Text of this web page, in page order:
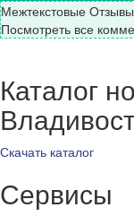
Межтекстовые Отзывы
Посмотреть все
Каталог
Скачать каталог
Сервисы